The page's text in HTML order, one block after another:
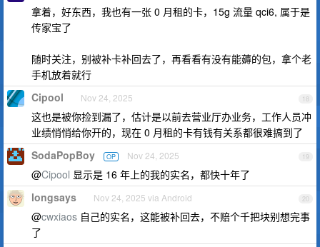
拿着，好东西，我也有一张 0 月租的卡，15g 流量 qci6, 属于是
传家宝了
随时关注，别被补卡补回去了，再看看有没有能薅的包，拿个老
手机放着就行
18
Cipool Nov 24, 2025
这也是被你捡到漏了，估计是以前去营业厅办业务，工作人员冲
业绩悄悄给你开的，现在 0 月租的卡有钱有关系都很难搞到了
19
SodaPopBoy OP Nov 24, 2025
@Cipool 显示是 16 年上的我的实名，都快十年了
20
longsays Nov 24, 2025 via Android
@cwxiaos 自己的实名，这能被补回去，不赔个千把块别想完事
了